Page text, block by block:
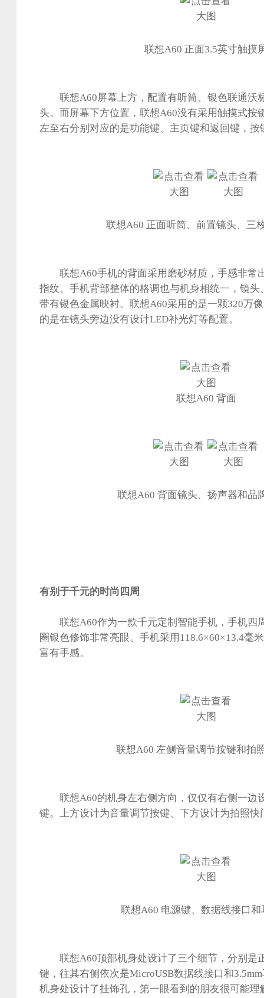
联想A60 正面3.5英寸触摸
联想A60屏幕上方，配置有听筒、银色联通沃
头。而屏幕下方位置，联想A60没有采用触摸式按
左至右分别对应的是功能键、主页键和返回键，按
联想A60 正面听筒、前置镜头、三
联想A60手机的背面采用磨砂材质，手感非常
指纹。手机背部整体的格调也与机身相统一，镜头
带有银色金属映衬。联想A60采用的是一颗320万
的是在镜头旁边没有设计LED补光灯等配置。
联想A60 背面
联想A60 背面镜头、扬声器和品
有别于千元的时尚四周
联想A60作为一款千元定制智能手机，手机四
圈银色修饰非常亮眼。手机采用118.6×60×13.4毫
富有手感。
联想A60 左侧音量调节按键和拍
联想A60的机身左右侧方向，仅仅有右侧一边
键。上方设计为音量调节按键、下方设计为拍照快
联想A60 电源键、数据线接口和
联想A60顶部机身处设计了三个细节，分别是
键，往其右侧依次是MicroUSB数据线接口和
机身处设计了挂饰孔，第一眼看到的朋友很可能